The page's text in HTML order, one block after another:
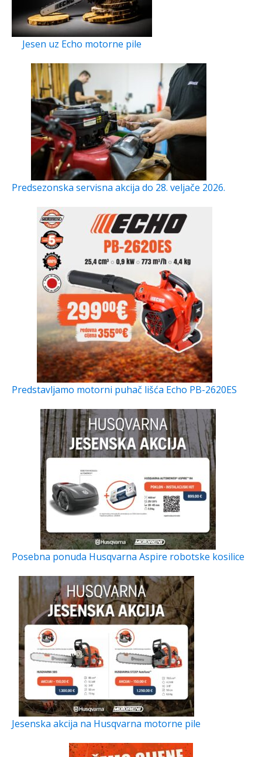
Jesen uz Echo motorne pile
Predsezonska servisna akcija do 28. veljače 2026.
Predstavljamo motorni puhač lišća Echo PB-2620ES
Posebna ponuda Husqvarna Aspire robotske kosilice
Jesenska akcija na Husqvarna motorne pile